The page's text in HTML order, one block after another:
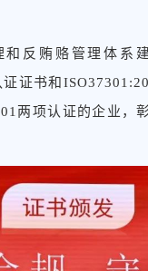
反贿赂管理体系
证书和
两项认证的企业，